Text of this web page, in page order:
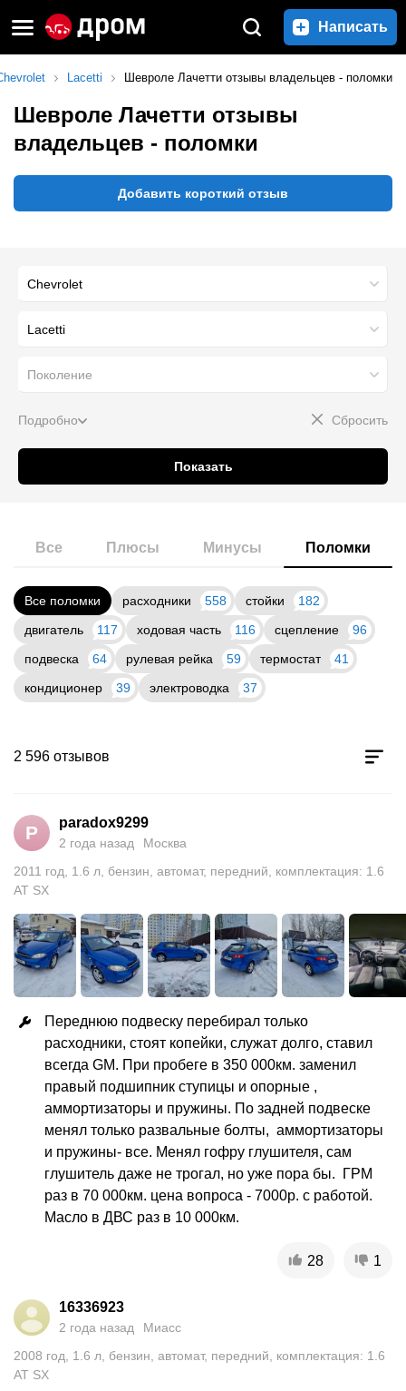
Написать
Lacetti Шевроле Лачетти отзывы владельцев - поломки
Шевроле Лачетти отзывы
владельцев - поломки
Добавить короткий отзыв
Chevrolet
Lacetti
Поколение
Подробно Сбросить
Показать
Все Плюсы Минусы Поломки
Все поломки расходники 558 стойки
182
двигатель
117 ходовая часть 116 сцепление
96
подвеска
64 рулевая рейка 59 термостат
41
кондиционер
39 электроводка 37
2 596 отзывов
P paradox9299
2 года назад
Москва
2011 год 1.6 л бензин автомат, передний
комплектация: 1.6
AT SX
Переднюю подвеску перебирал только
расходники, стоят копейки, служат долго, ставил
всегда GM. При пробеге в 350 000км. заменил
правый подшипник ступицы и опорные ,
аммортизаторы и пружины. По задней подвеске
менял только развальные болты,  аммортизаторы
и пружины- все. Менял гофру глушителя, сам
глушитель даже не трогал, но уже пора бы.  ГРМ
раз в 70 000км. цена вопроса - 7000р. с работой.
Масло в ДВС раз в 10 000км.
28 1
16336923
2 года назад
Миасс
2008 год 1.6 л бензин автомат, передний
комплектация: 1.6
AT SX